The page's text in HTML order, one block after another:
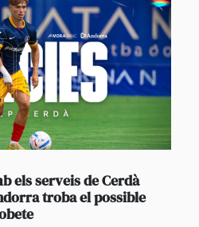
els serveis de Cerdà
troba el possible